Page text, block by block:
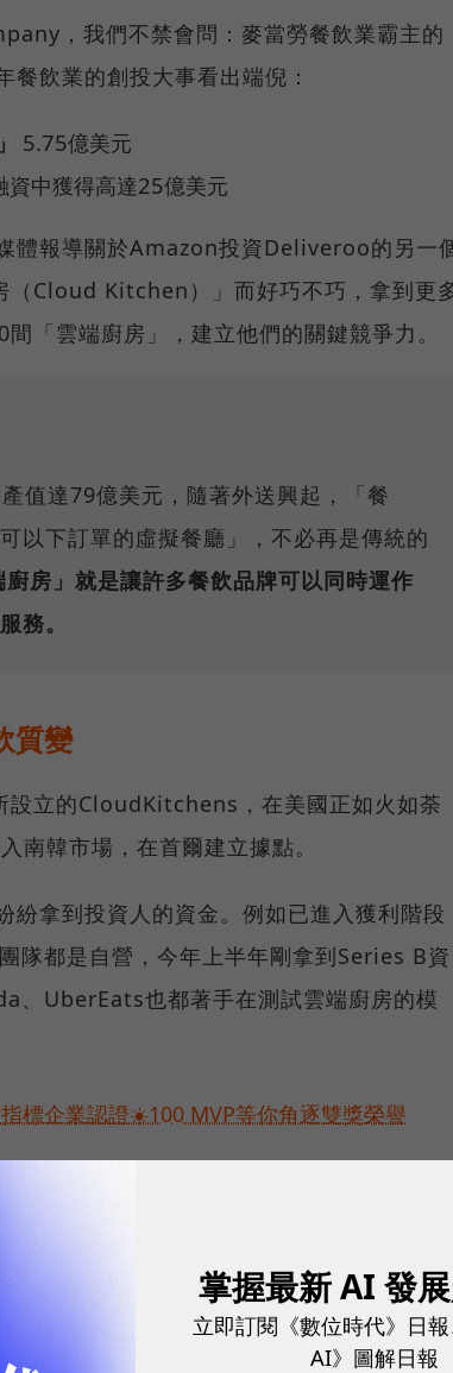
，我們不禁會問：麥當勞餐飲業霸主的
飲業的創投大事看出端倪：
5.75億美元
資中獲得高達25億美元
體報導關於Amazon投資Deliveroo的另一
Cloud Kitchen）」而好巧不巧，拿到更
「雲端廚房」，建立他們的關鍵競爭力。
值達79億美元，隨著外送興起，「餐
以下訂單的虛擬餐廳」，不必再是傳統的
廚房」就是讓許多餐飲品牌可以同時運作
務。
質變
立的CloudKitchens，在美國正如火如荼
南韓市場，在首爾建立據點。
紛拿到投資人的資金。例如已進入獲利階段
隊都是自營，今年上半年剛拿到Series B資
UberEats也都著手在測試雲端廚房的模
標企業認證☀️100 MVP等你角逐雙獎榮譽
）」領域耕耘一段時間的領頭業者「湁
食市場的重要趨勢以及關鍵商機。
思旻的訪談重點整理：掌握最新 AI 發
立即訂閱《數位時代》日
AI》圖解日報